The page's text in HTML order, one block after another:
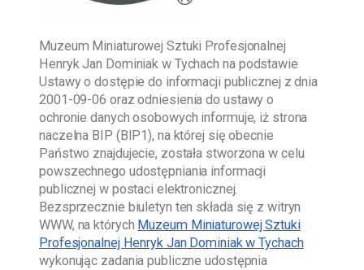
Muzeum Miniaturowej Sztuki Profesjonalnej
Henryk Jan Dominiak w Tychach na podstawie
Ustawy o dostępie do informacji publicznej z dnia
2001-09-06 oraz odniesienia do ustawy o
ochronie danych osobowych informuje, iż strona
naczelna BIP (BIP1), na której się obecnie
Państwo znajdujecie, została stworzona w celu
powszechnego udostępniania informacji
publicznej w postaci elektronicznej.
Bezsprzecznie biuletyn ten składa się z witryn
WWW, na których Muzeum Miniaturowej Sztuki
Profesjonalnej Henryk Jan Dominiak w Tychach
wykonując zadania publiczne udostępnia